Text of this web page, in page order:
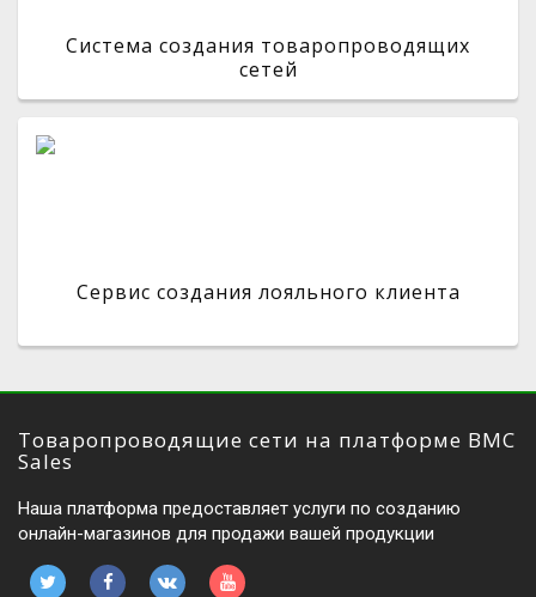
Система создания товаропроводящих
сетей
Сервис создания лояльного клиента
Товаропроводящие сети на платформе BMC
Sales
Наша платформа предоставляет услуги по созданию
онлайн-магазинов для продажи вашей продукции